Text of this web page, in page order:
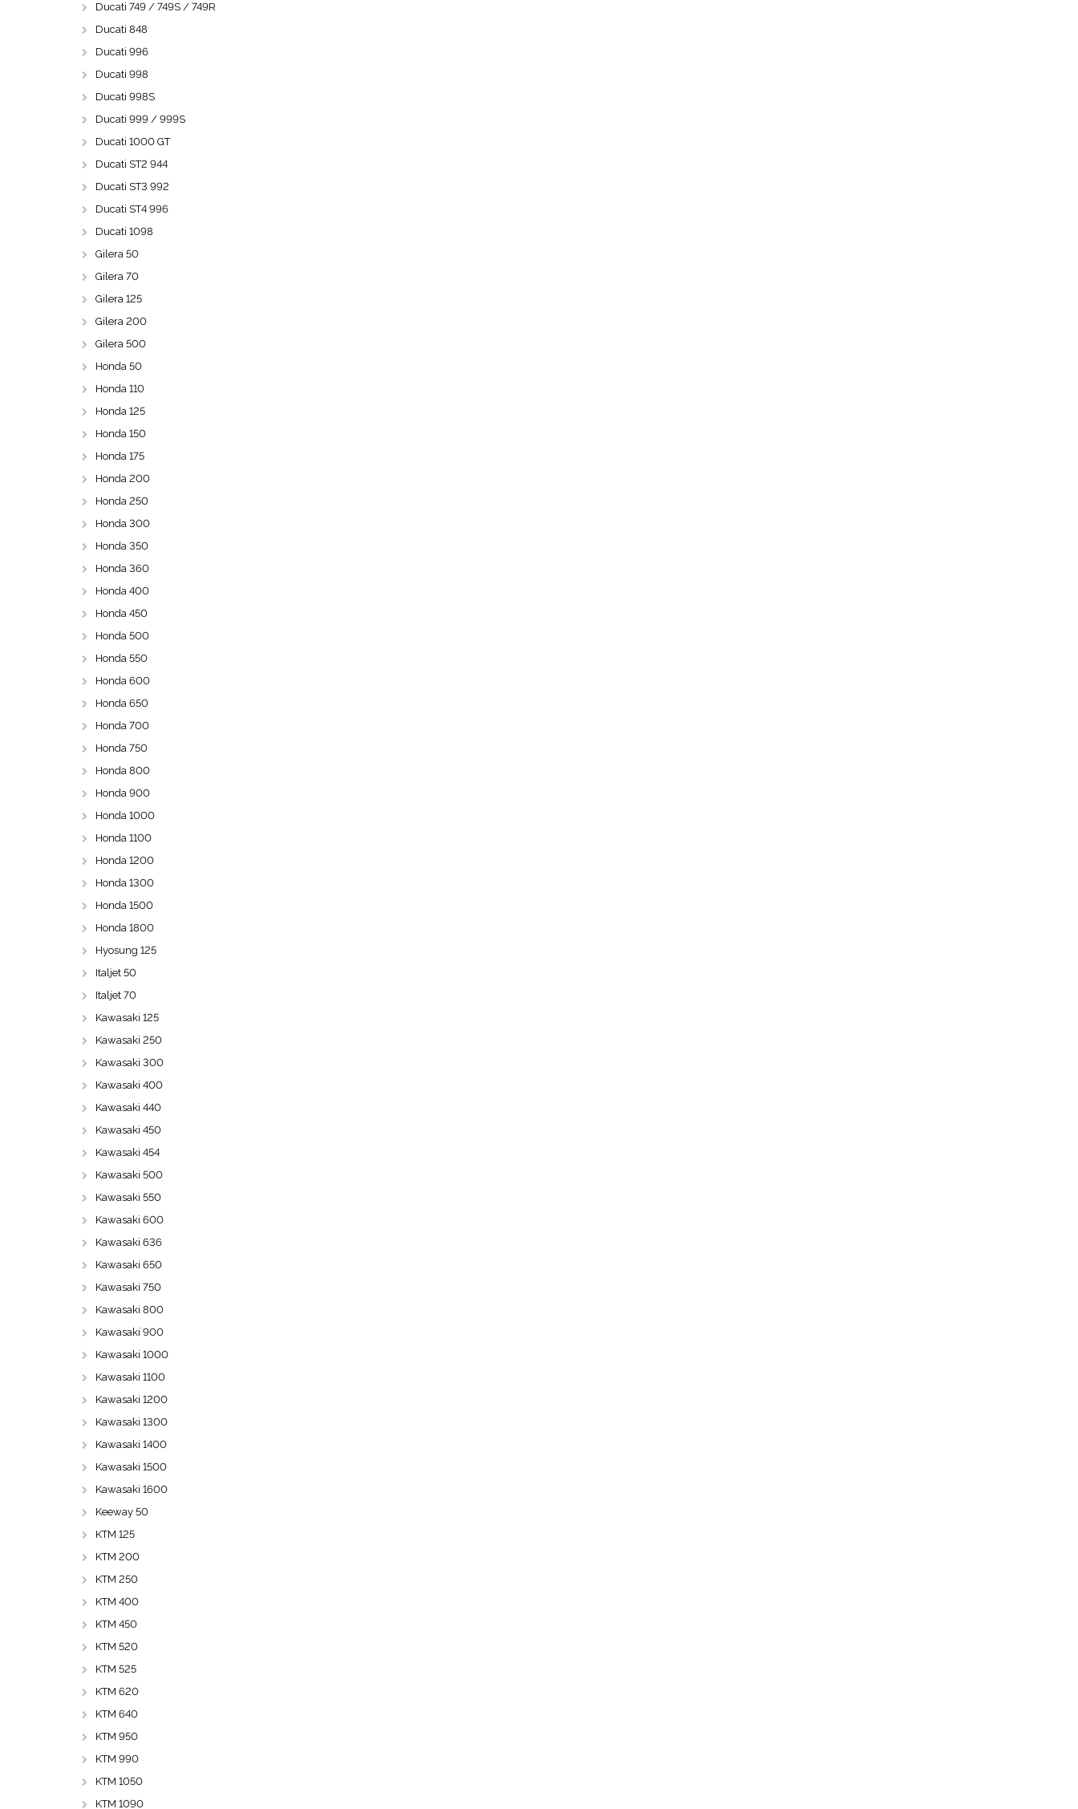
Ducati 749 / 749S / 749R
Ducati 848
Ducati 996
Ducati 998
Ducati 998S
Ducati 999 / 999S
Ducati 1000 GT
Ducati ST2 944
Ducati ST3 992
Ducati ST4 996
Ducati 1098
Gilera 50
Gilera 70
Gilera 125
Gilera 200
Gilera 500
Honda 50
Honda 110
Honda 125
Honda 150
Honda 175
Honda 200
Honda 250
Honda 300
Honda 350
Honda 360
Honda 400
Honda 450
Honda 500
Honda 550
Honda 600
Honda 650
Honda 700
Honda 750
Honda 800
Honda 900
Honda 1000
Honda 1100
Honda 1200
Honda 1300
Honda 1500
Honda 1800
Hyosung 125
Italjet 50
Italjet 70
Kawasaki 125
Kawasaki 250
Kawasaki 300
Kawasaki 400
Kawasaki 440
Kawasaki 450
Kawasaki 454
Kawasaki 500
Kawasaki 550
Kawasaki 600
Kawasaki 636
Kawasaki 650
Kawasaki 750
Kawasaki 800
Kawasaki 900
Kawasaki 1000
Kawasaki 1100
Kawasaki 1200
Kawasaki 1300
Kawasaki 1400
Kawasaki 1500
Kawasaki 1600
Keeway 50
KTM 125
KTM 200
KTM 250
KTM 400
KTM 450
KTM 520
KTM 525
KTM 620
KTM 640
KTM 950
KTM 990
KTM 1050
KTM 1090